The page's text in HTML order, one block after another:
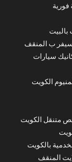
ب المنقف
سيارات
الكويت
متنقل الكويت
بالكويت